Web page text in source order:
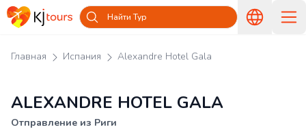
Найти Тур
Главная Испания Alexandre Hotel Gala
ALEXANDRE HOTEL GALA
Отправление из Риги